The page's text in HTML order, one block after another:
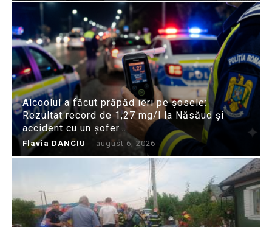
Alcoolul a făcut prăpăd ieri pe șosele:
Rezultat record de 1,27 mg/l la Năsăud și
accident cu un șofer...
Flavia DANCIU - august 6, 2026